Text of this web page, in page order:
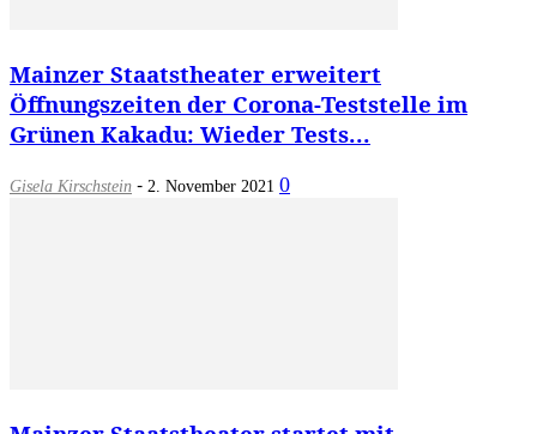
Mainzer Staatstheater erweitert
Öffnungszeiten der Corona-Teststelle im
Grünen Kakadu: Wieder Tests...
Gisela Kirschstein - 2. November 2021 0